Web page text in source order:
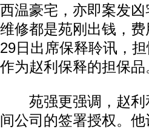
西温豪宅，亦即案发
维修都是苑刚出钱，
29日出席保释聆讯，
作为赵利保释的担保品
苑强更强调，赵利
间公司的签署授权。